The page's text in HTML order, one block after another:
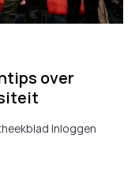
over
Inloggen